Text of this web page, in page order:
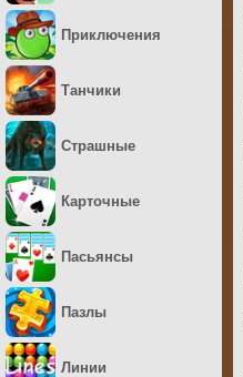
Приключения
Танчики
Страшные
Карточные
Пасьянсы
Пазлы
Линии